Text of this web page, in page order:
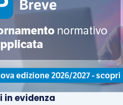
in evidenza